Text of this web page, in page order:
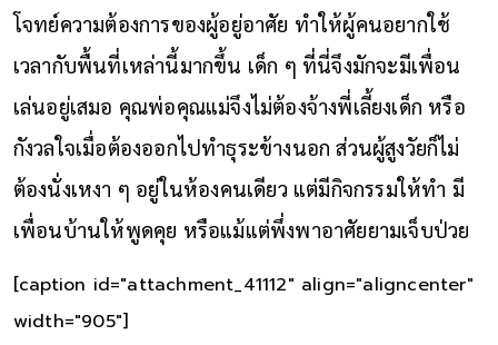
โจทย์ความต้องการของผู้อยู่อาศัย ทำให้ผู้คนอยากใช้
เวลากับพื้นที่เหล่านี้มากขึ้น เด็ก ๆ ที่นี่จึงมักจะมีเพื่อน
เล่นอยู่เสมอ คุณพ่อคุณแม่จึงไม่ต้องจ้างพี่เลี้ยงเด็ก หรือ
กังวลใจเมื่อต้องออกไปทำธุระข้างนอก ส่วนผู้สูงวัยก็ไม่
ต้องนั่งเหงา ๆ อยู่ในห้องคนเดียว แต่มีกิจกรรมให้ทำ มี
เพื่อนบ้านให้พูดคุย หรือแม้แต่พึ่งพาอาศัยยามเจ็บป่วย
[caption id="attachment_41112" align="aligncenter"
width="905"]